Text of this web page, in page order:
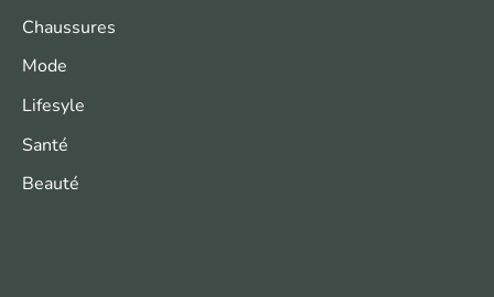
Chaussures
Mode
Lifesyle
Santé
Beauté